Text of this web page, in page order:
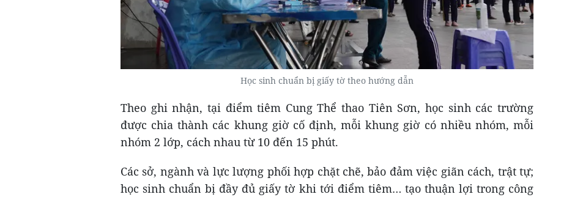
Học sinh chuẩn bị giấy tờ theo hướng dẫn
Theo ghi nhận, tại điểm tiêm Cung Thể thao Tiên Sơn, học sinh các trường
được chia thành các khung giờ cố định, mỗi khung giờ có nhiều nhóm, mỗi
nhóm 2 lớp, cách nhau từ 10 đến 15 phút.
Các sở, ngành và lực lượng phối hợp chặt chẽ, bảo đảm việc giãn cách, trật tự;
học sinh chuẩn bị đầy đủ giấy tờ khi tới điểm tiêm… tạo thuận lợi trong công